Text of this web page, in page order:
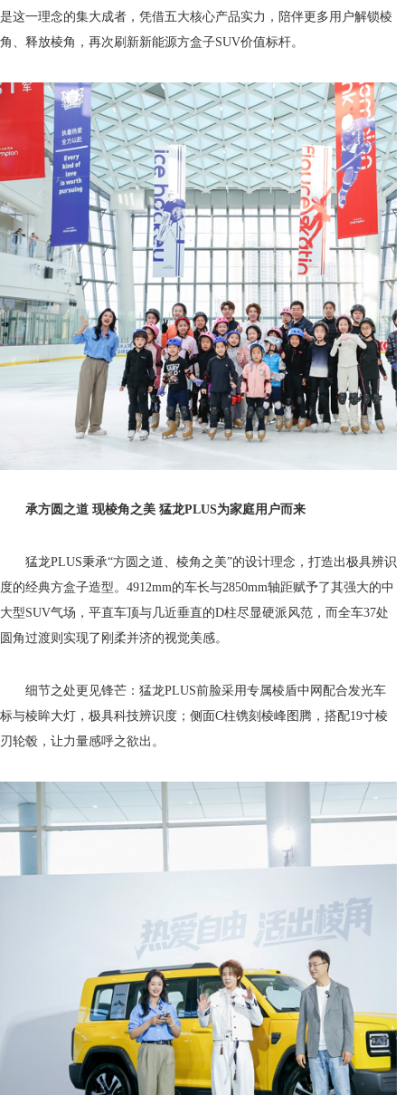
是这一理念的集大成者，凭借五大核心产品实力，陪伴更多用户解锁棱
角、释放棱角，再次刷新新能源方盒子SUV价值标杆。
承方圆之道 现棱角之美 猛龙PLUS为家庭用户而来
猛龙PLUS秉承“方圆之道、棱角之美”的设计理念，打造出极具辨识
度的经典方盒子造型。4912mm的车长与2850mm轴距赋予了其强大的中
大型SUV气场，平直车顶与几近垂直的D柱尽显硬派风范，而全车37处
圆角过渡则实现了刚柔并济的视觉美感。
细节之处更见锋芒：猛龙PLUS前脸采用专属棱盾中网配合发光车
标与棱眸大灯，极具科技辨识度；侧面C柱镌刻棱峰图腾，搭配19寸棱
刃轮毂，让力量感呼之欲出。